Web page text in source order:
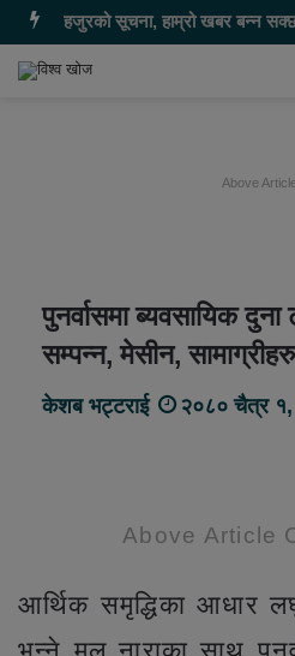
हजुरको सूचना, हाम्रो खबर बन्न
Above
पुनर्वासमा ब्यवसायिक
सम्पन्न, मेसीन,
केशब भट्टराई २०८० चैत्र १,
Above Article
आर्थिक समृद्धिका आधार